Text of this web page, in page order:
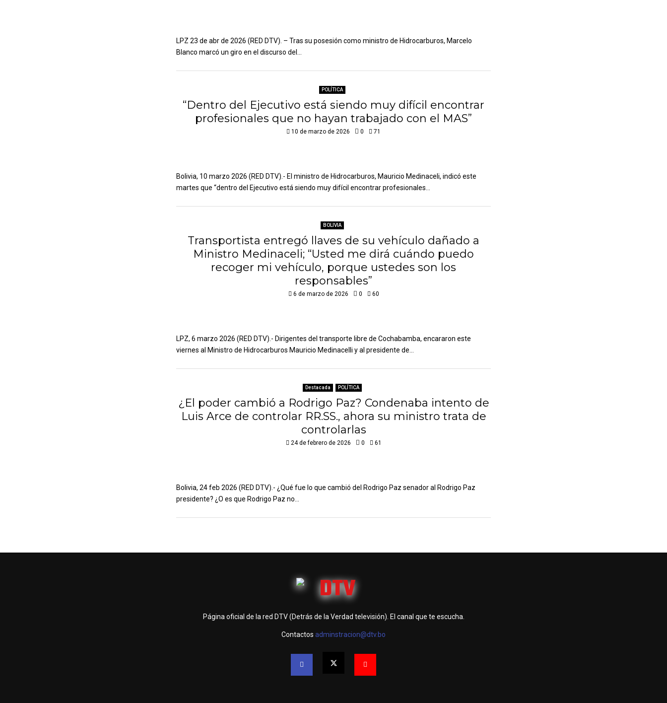
LPZ 23 de abr de 2026 (RED DTV). – Tras su posesión como ministro de Hidrocarburos, Marcelo
Blanco marcó un giro en el discurso del...
POLÍTICA
“Dentro del Ejecutivo está siendo muy difícil encontrar
profesionales que no hayan trabajado con el MAS”
10 de marzo de 2026 0 71
Bolivia, 10 marzo 2026 (RED DTV).- El ministro de Hidrocarburos, Mauricio Medinaceli, indicó este
martes que “dentro del Ejecutivo está siendo muy difícil encontrar profesionales...
BOLIVIA
Transportista entregó llaves de su vehículo dañado a
Ministro Medinaceli; “Usted me dirá cuándo puedo
recoger mi vehículo, porque ustedes son los
responsables”
6 de marzo de 2026 0 60
LPZ, 6 marzo 2026 (RED DTV).- Dirigentes del transporte libre de Cochabamba, encararon este
viernes al Ministro de Hidrocarburos Mauricio Medinacelli y al presidente de...
Destacada POLÍTICA
¿El poder cambió a Rodrigo Paz? Condenaba intento de
Luis Arce de controlar RR.SS., ahora su ministro trata de
controlarlas
24 de febrero de 2026 0 61
Bolivia, 24 feb 2026 (RED DTV).- ¿Qué fue lo que cambió del Rodrigo Paz senador al Rodrigo Paz
presidente? ¿O es que Rodrigo Paz no...
Página oficial de la red DTV (Detrás de la Verdad televisión). El canal que te escucha.
Contactos adminstracion@dtv.bo